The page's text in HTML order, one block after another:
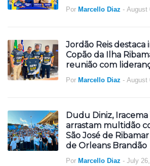
Por Marcello Diaz - August
Jordão Reis
Copão da Ilha
reunião com
Por Marcello Diaz - August
Dudu Diniz,
arrastam multidão
São José de
de Orleans Brandão
Por Marcello Diaz - July